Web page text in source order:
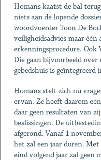
Homans kaatst de bal
niets aan de lopende
woordvoerder Toon De
veiligheidsadvies maar één
erkenningsprocedure. Ook
Die gaan bijvoorbeeld
gebedshuis is geïntegreerd
Homans stelt zich nu
ervan. Ze heeft daarom
daar geen resultaten van
beslissingen. De
afgerond. Vanaf 1
het zal een jaar duren.
eind volgend jaar zal geen